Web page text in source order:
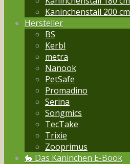
Kaninchenstall 200 cm
Hersteller
BS
Kerbl
metra
Nanook
PetSafe
Promadino
Serina
Songmics
TecTake
Trixie
Zooprimus
🐇 Das Kaninchen E-Book